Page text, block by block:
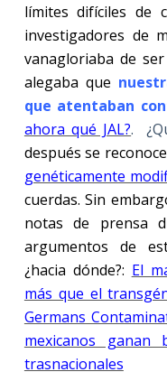
límites difíciles de
investigadores de
vanagloriaba de
alegaba que
que atentaban
ahora qué JAL?.
después se
genéticamente
cuerdas. Sin
notas de prensa
argumentos de
¿hacia dónde?: El
más que el
Germans
mexicanos ganan
trasnacionales